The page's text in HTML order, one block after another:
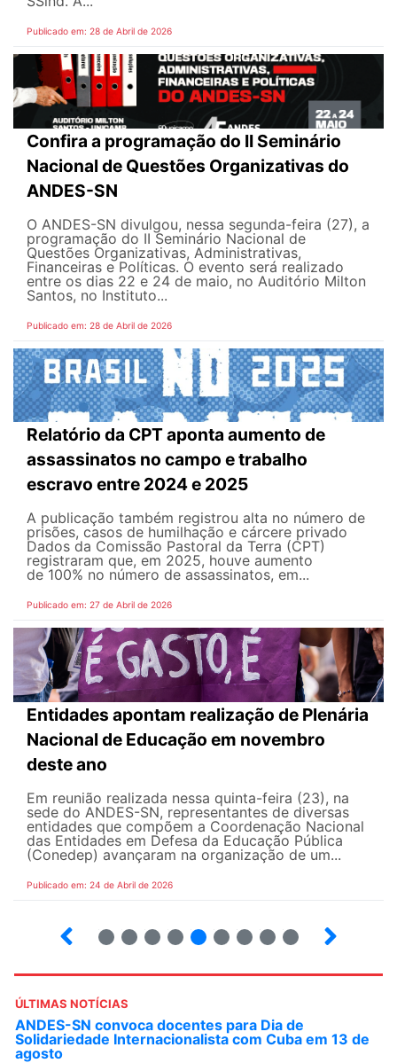
Publicado em: 28 de Abril de 2026
Confira a programação do II Seminário
Nacional de Questões Organizativas do
ANDES-SN
O ANDES-SN divulgou, nessa segunda-feira (27), a
programação do II Seminário Nacional de
Questões Organizativas, Administrativas,
Financeiras e Políticas. O evento será realizado
entre os dias 22 e 24 de maio, no Auditório Milton
Santos, no Instituto...
Publicado em: 28 de Abril de 2026
Relatório da CPT aponta aumento de
assassinatos no campo e trabalho
escravo entre 2024 e 2025
A publicação também registrou alta no número de
prisões, casos de humilhação e cárcere privado
Dados da Comissão Pastoral da Terra (CPT)
registraram que, em 2025, houve aumento
de 100% no número de assassinatos, em...
Publicado em: 27 de Abril de 2026
Entidades apontam realização de Plenária
Nacional de Educação em novembro
deste ano
Em reunião realizada nessa quinta-feira (23), na
sede do ANDES-SN, representantes de diversas
entidades que compõem a Coordenação Nacional
das Entidades em Defesa da Educação Pública
(Conedep) avançaram na organização de um...
Publicado em: 24 de Abril de 2026
ÚLTIMAS NOTÍCIAS
ANDES-SN convoca docentes para Dia de
Solidariedade Internacionalista com Cuba em 13 de
agosto